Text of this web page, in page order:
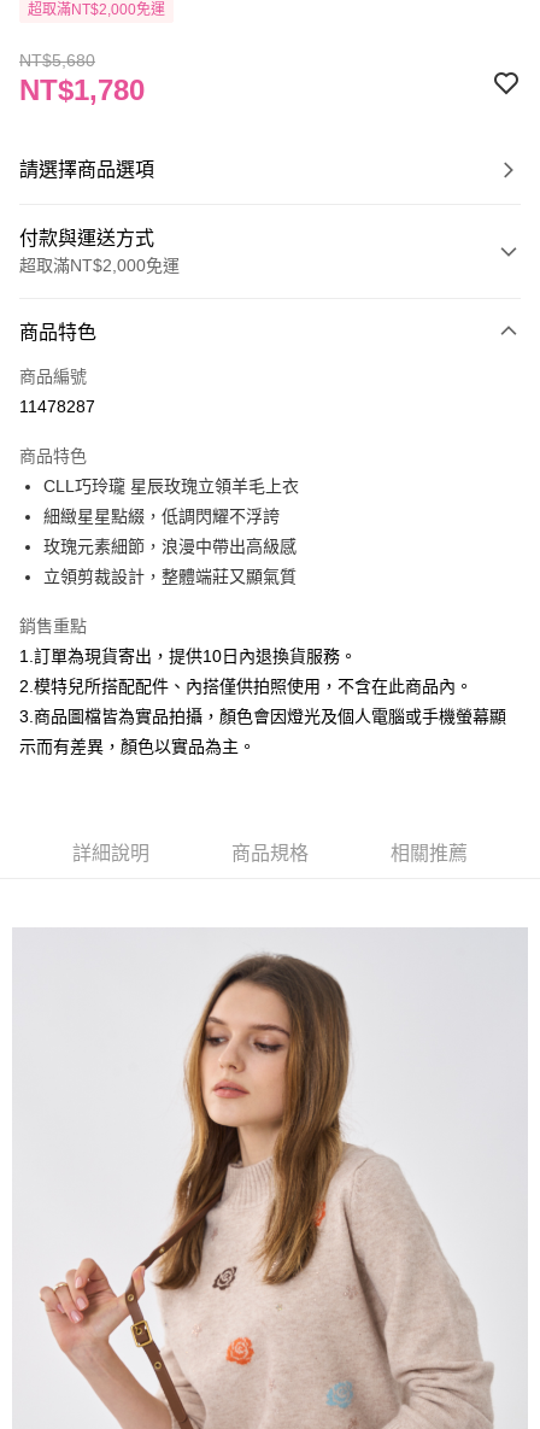
超取滿NT$2,000免運
NT$5,680
NT$1,780
請選擇商品選項
付款與運送方式
超取滿NT$2,000免運
信用卡一次付款
信用卡分期付款
合作金庫商業銀行
華南商業銀行
彰化商業銀行
上海商業儲蓄銀行
國泰世華商業銀行
兆豐國際商業銀行
臺灣中小企業銀行
台中商業銀行
聯邦商業銀行
元大商業銀行
永豐商業銀行
台新國際商業銀行
中國信託商業銀行
台灣樂天信用卡公司
超商取貨付款
LINE Pay
Apple Pay
悠遊付
Google Pay
大哥付你分期
2.付款方式選擇「大哥付你分期」，訂單成立後會自動跳轉到大哥付的交易
流程，驗證手機門號後，選擇欲分期的期數、繳款截止日，確認付款後即完
4.訂單成立30分鐘內，如未前往確認交易或遇審核未通過，訂單將自動取
消。如遇「轉專審核」未通過狀況，表示未達大哥付你分期系統評分，恕無
1.分期款項不併入電信帳單，「大哥付你分期」於每月結算日後寄送繳費提
2.透過簡訊連結打開帳單後，可選擇「超商條碼／台灣大直營門市／銀行轉
帳／街口支付／iPASS MONEY」等通路繳費。
1.本服務係由「台灣大哥大股份有限公司」（以下簡稱本公司）所提供，讓
用戶於交易時，得透過本服務購買商品或服務，並由商店將買賣／分期付款
買賣價金債權讓與本公司後，依約使用本公司帳單繳交帳款。
2.基於同意付款使用「大哥付你分期」之契約關係目的，商店將以您的個人
資料（包含姓名、電話或地址）提供予台灣大哥大進項蒐集、處理及利用，
由本公司與您本人進行分期帳單所需資料之確認、核對及更正。
3.完整用戶服務條款，請詳閱以下連結：https://oppay.tw/userRule
相關說明
２．便利：只要手機號碼，簡訊認證，即可結帳。
３．安心：先確認商品／服務後，再付款。
【「AFTEE先享後付」結帳流程】
１．於結帳方式選擇「AFTEE先享後付」後，將跳轉至「AFTEE先享後付」
結帳頁面，進行簡訊認證並確認金額後，即可完成結帳。
２．訂單成立數日內，您將收到繳費通知簡訊。
３．收到繳費通知簡訊後14天內，點擊此簡訊中的連結，可透過四大超商／
ATM／網路銀行／等多元方式進行付款，方視為交易完成。
※ 請注意：結帳手續完成當下不需立刻繳費，但若您需要取消訂單，請聯絡
購買商品的店家。未經商家同意取消之訂單仍視為有效，需透過AFTEE先享
※ 交易是否成功請以「AFTEE先享後付 」之結帳頁面顯示為準，若有關於
是否繳費成功／繳費後需取消欲退款等相關疑問，請聯繫「AFTEE先享後付
客戶支援中心」
https://netprotections.freshdesk.com/support/home
【注意事項】
１．透過由恩沛科技股份有限公司提供之「AFTEE先享後付」服務完成之交
易，需依本服務之必要範圍內提供個人資料，並將交易相關給付款項請求債
權轉讓予恩沛科技股份有限公司。
２．關於個人資料處理事宜，請瀏覽以下網址：
https://aftee.tw/terms/#terms3
每筆NT$120，滿NT$2,000(含以上)免運費
每筆NT$120，滿NT$2,000(含以上)免運費
每筆NT$120，滿NT$2,000(含以上)免運費
商品特色
商品編號
11478287
商品特色
CLL巧玲瓏 星辰玫瑰立領羊毛上衣
細緻星星點綴，低調閃耀不浮誇
玫瑰元素細節，浪漫中帶出高級感
立領剪裁設計，整體端莊又顯氣質
銷售重點
1.訂單為現貨寄出，提供10日內退換貨服務。
2.模特兒所搭配配件、內搭僅供拍照使用，不含在此商品內。
3.商品圖檔皆為實品拍攝，顏色會因燈光及個人電腦或手機螢幕顯
示而有差異，顏色以實品為主。
詳細說明 商品規格 相關推薦